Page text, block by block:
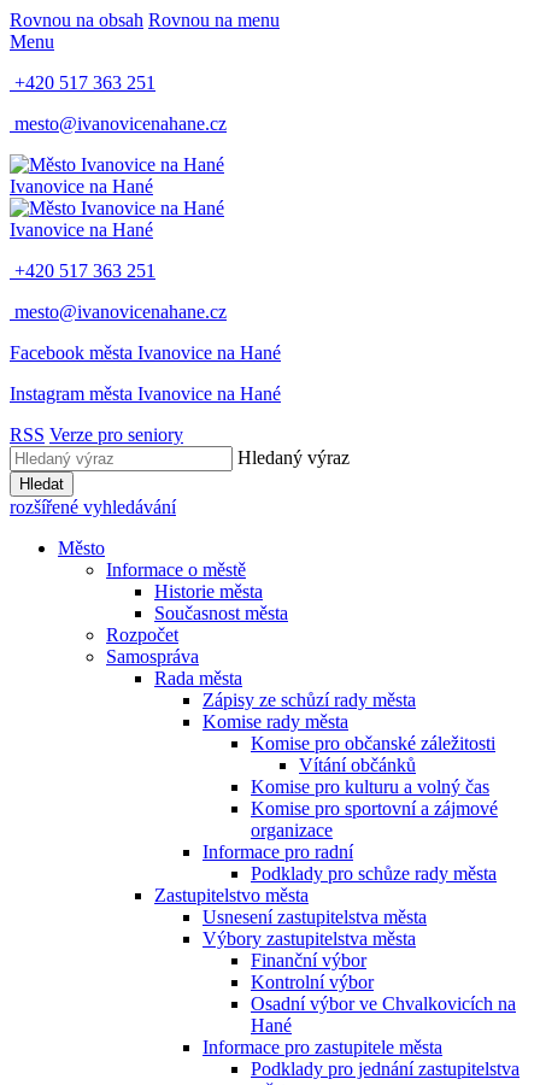
Rovnou na obsah Rovnou na menu
Menu
+420 517 363 251
mesto@ivanovicenahane.cz
Ivanovice na Hané
Ivanovice na Hané
+420 517 363 251
mesto@ivanovicenahane.cz
Facebook města Ivanovice na Hané
Instagram města Ivanovice na Hané
RSS Verze pro seniory
Hledaný výraz
Hledat
rozšířené vyhledávání
Město
Informace o městě
Historie města
Současnost města
Rozpočet
Samospráva
Rada města
Zápisy ze schůzí rady města
Komise rady města
Komise pro občanské záležitosti
Vítání občánků
Komise pro kulturu a volný čas
Komise pro sportovní a zájmové
organizace
Informace pro radní
Podklady pro schůze rady města
Zastupitelstvo města
Usnesení zastupitelstva města
Výbory zastupitelstva města
Finanční výbor
Kontrolní výbor
Osadní výbor ve Chvalkovicích na
Hané
Informace pro zastupitele města
Podklady pro jednání zastupitelstva